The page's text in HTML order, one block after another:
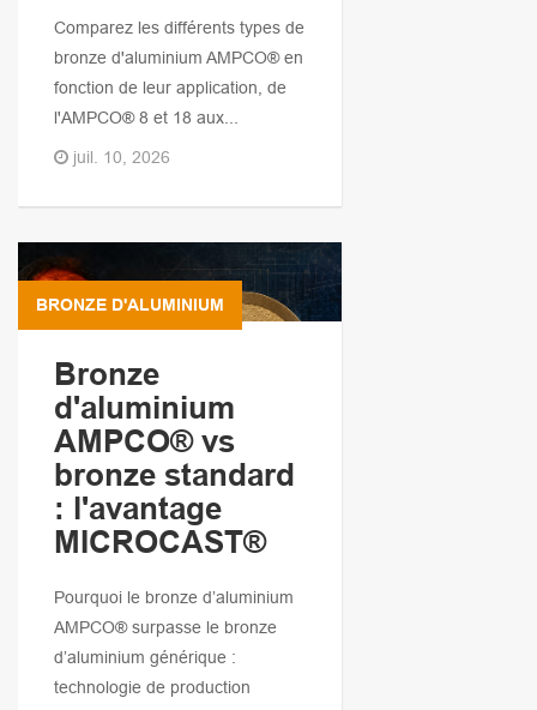
Comparez les différents types de
bronze d'aluminium AMPCO® en
fonction de leur application, de
l'AMPCO® 8 et 18 aux...
juil. 10, 2026
BRONZE D'ALUMINIUM
Bronze
d'aluminium
AMPCO® vs
bronze standard
: l'avantage
MICROCAST®
Pourquoi le bronze d’aluminium
AMPCO® surpasse le bronze
d’aluminium générique :
technologie de production